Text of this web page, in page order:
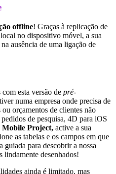
offline! Graças à replicação de
no dispositivo móvel, a sua
ausência de uma ligação de
esta versão de pré-
numa empresa onde precisa de
orçamentos de clientes não
de pesquisa, 4D para iOS
Mobile Project, active a sua
as tabelas e os campos em que
guiada para descobrir a nossa
lindamente desenhados!
ainda é limitado, mas